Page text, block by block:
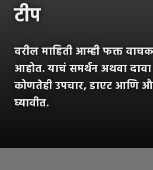
टीप
वरील माहिती आम्ही फक्त
आहोत. याचं समर्थन अथवा
कोणतेही उपचार, डाएट आणि
घ्यावीत.